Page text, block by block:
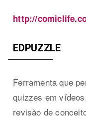
http://
EDPUZZLE
Ferramenta que
quizzes em
revisão de